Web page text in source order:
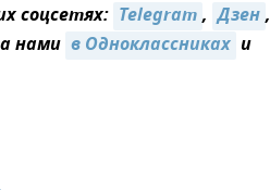
соцсетях: Telegram, Дзен,
нами в Одноклассниках и